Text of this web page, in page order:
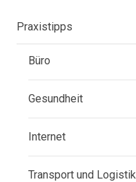
Praxistipps
Büro
Gesundheit
Internet
Transport und Logistik